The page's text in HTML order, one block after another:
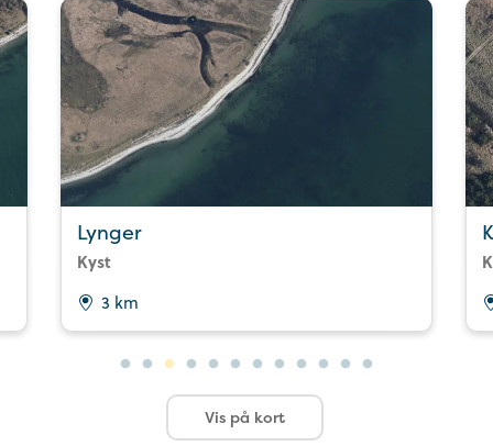
Lynger
Kyst
3 km
Vis på kort